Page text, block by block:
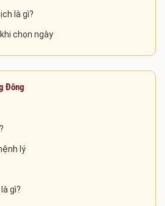
là gì?
chọn ngày
Đông
lý
gì?